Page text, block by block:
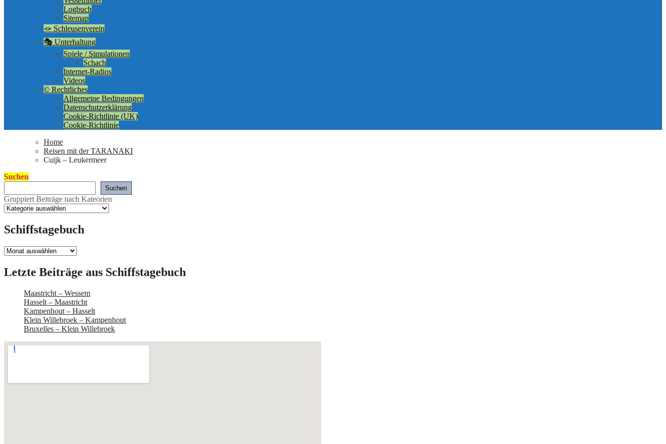
Logbuch
Sitemap
🪢 Schleusenverein
🎭 Unterhaltung
Spiele / Simulationen
Schach
Internet-Radios
Videos
©️ Rechtliches
Allgemeine Bedingungen
Datenschutzerklärung
Cookie-Richtlinie (UK)
Cookie-Richtlinie
Home
Reisen mit der TARANAKI
Cuijk – Leukermeer
Suchen
Suchen
Gruppiert Beiträge nach Kateorien
Schiffstagebuch
Schiffstagebuch
Letzte Beiträge aus Schiffstagebuch
Maastricht – Wessem
Hasselt – Maastricht
Kampenhout – Hasselt
Klein Willebroek – Kampenhout
Bruxelles – Klein Willebroek